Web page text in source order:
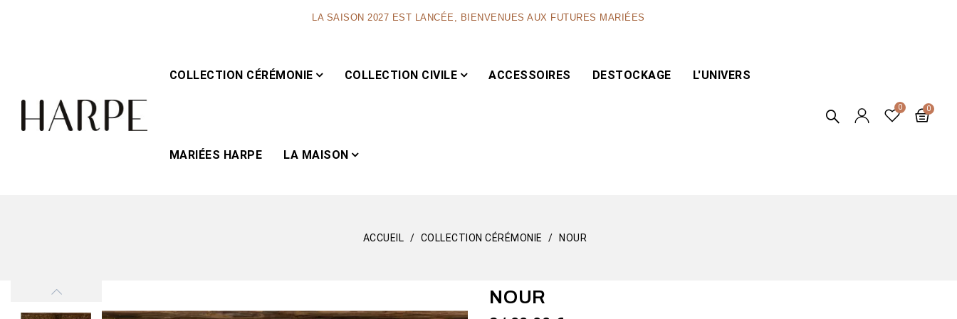
LA SAISON 2027 EST LANCÉE, BIENVENUES AUX FUTURES MARIÉES
COLLECTION CÉRÉMONIE COLLECTION CIVILE ACCESSOIRES DESTOCKAGE L'UNIVERS
MARIÉES HARPE LA MAISON
ACCUEIL COLLECTION CÉRÉMONIE NOUR
NOUR